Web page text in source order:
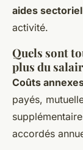
aides
activité.
Quels sont
plus du
Coûts
payés,
accordés